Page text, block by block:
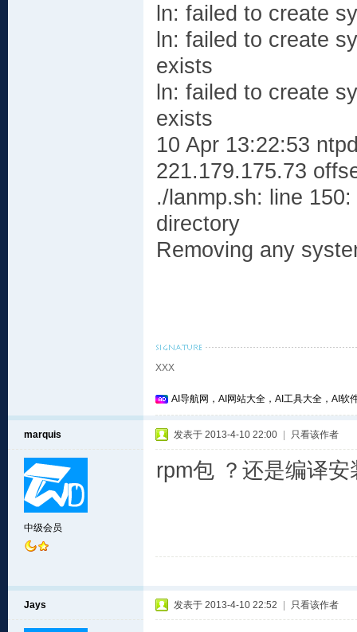
ln: failed to create
ln: failed to create
exists
ln: failed to create
exists
10 Apr 13:22:53
221.179.175.73
./lanmp.sh: line
directory
Removing any
XXX
AI导航网，AI网站大全，AI工具大全，AI软
marquis
中级会员
发表于 2013-4-10 22:00 只看该作者
rpm包 ？还是编译安
Jays 发表于 2013-4-10 22:52 只看该作者